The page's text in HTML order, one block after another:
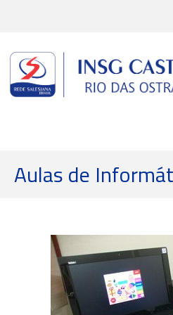
conteúdo
Aulas de